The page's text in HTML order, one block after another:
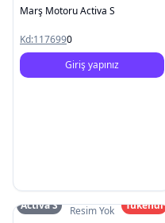
Marş Motoru Activa S
Kd:1176990
Giriş yapınız
Resim Yok
Activa S
Tükendi